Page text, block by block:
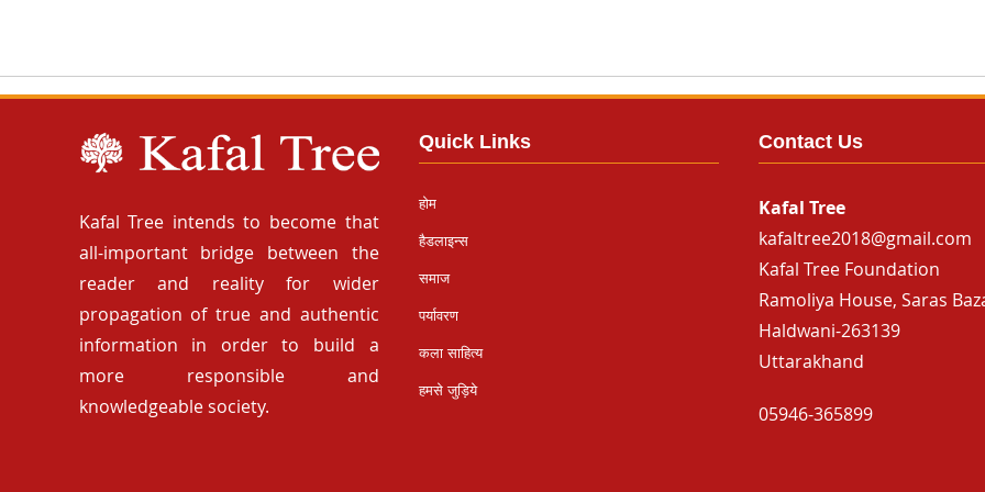
Kafal Tree intends to become that
all-important bridge between the
reader and reality for wider
propagation of true and authentic
information in order to build a
more responsible and
knowledgeable society.
Quick Links
होम
हैडलाइन्स
समाज
पर्यावरण
कला साहित्य
हमसे जुड़िये
Contact Us
Kafal Tree
kafaltree2018@gmail.com
Kafal Tree Foundation
Ramoliya House, Saras
Haldwani-263139
Uttarakhand
05946-365899